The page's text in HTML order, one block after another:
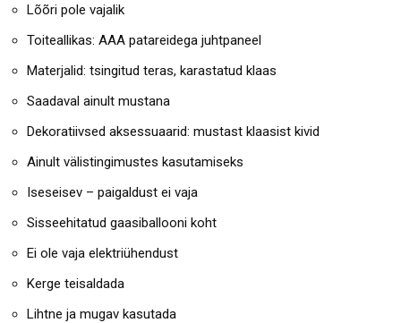
Lõõri pole vajalik
Toiteallikas: AAA patareidega juhtpaneel
Materjalid: tsingitud teras, karastatud klaas
Saadaval ainult mustana
Dekoratiivsed aksessuaarid: mustast klaasist kivid
Ainult välistingimustes kasutamiseks
Iseseisev – paigaldust ei vaja
Sisseehitatud gaasiballooni koht
Ei ole vaja elektriühendust
Kerge teisaldada
Lihtne ja mugav kasutada